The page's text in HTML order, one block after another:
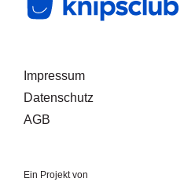
Impressum
Datenschutz
AGB
Ein Projekt von